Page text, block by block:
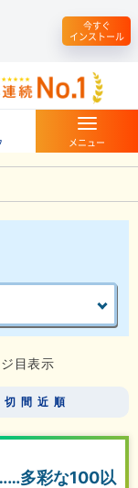
今すぐ
インストール
メニュー
目表示
切間近順
多彩な100以